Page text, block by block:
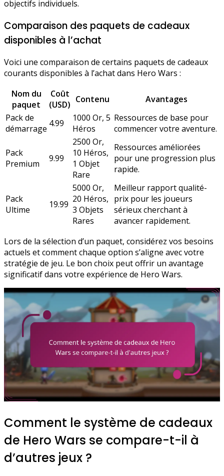
objectifs individuels.
Comparaison des paquets de cadeaux
disponibles à l’achat
Voici une comparaison de certains paquets de cadeaux
courants disponibles à l’achat dans Hero Wars :
Nom du
paquet
Coût
(USD) Contenu
Avantages
Pack de
démarrage 4.99
1000 Or, 5
Héros
Ressources de base pour
commencer votre aventure.
Pack
Premium
9.99
2500 Or,
10 Héros,
1 Objet
Rare
Ressources améliorées
pour une progression plus
rapide.
Pack
Ultime
19.99
5000 Or,
20 Héros,
3 Objets
Rares
Meilleur rapport qualité-
prix pour les joueurs
sérieux cherchant à
avancer rapidement.
Lors de la sélection d’un paquet, considérez vos besoins
actuels et comment chaque option s’aligne avec votre
stratégie de jeu. Le bon choix peut offrir un avantage
significatif dans votre expérience de Hero Wars.
Comment le système de cadeaux
de Hero Wars se compare-t-il à
d’autres jeux ?